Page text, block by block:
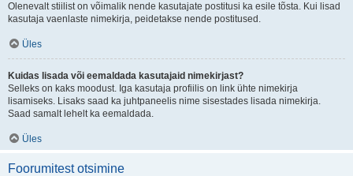
Olenevalt stiilist on võimalik nende kasutajate postitusi ka esile tõsta. Kui lisad
kasutaja vaenlaste nimekirja, peidetakse nende postitused.
Üles
Kuidas lisada või eemaldada kasutajaid nimekirjast?
Selleks on kaks moodust. Iga kasutaja profiilis on link ühte nimekirja
lisamiseks. Lisaks saad ka juhtpaneelis nime sisestades lisada nimekirja.
Saad samalt lehelt ka eemaldada.
Üles
Foorumitest otsimine